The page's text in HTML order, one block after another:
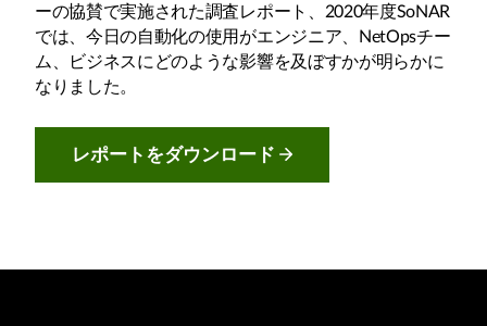
ーの協賛で実施された調査レポート、2020年度SoNAR
では、今日の自動化の使用がエンジニア、NetOpsチー
ム、ビジネスにどのような影響を及ぼすかが明らかに
なりました。
レポートをダウンロード